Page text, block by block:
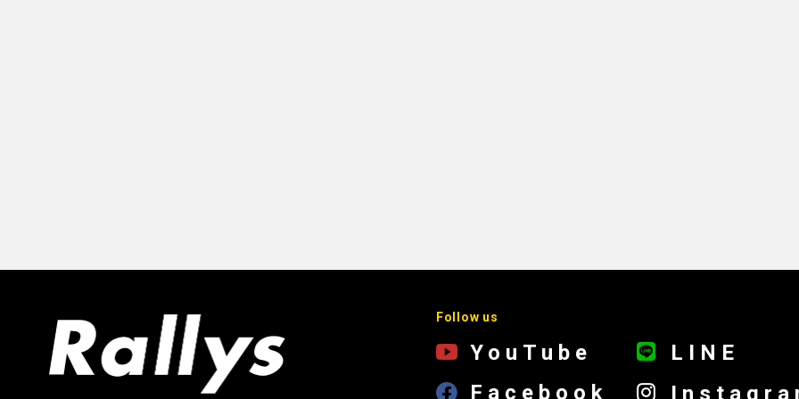
Follow us
YouTube
Facebook
LINE